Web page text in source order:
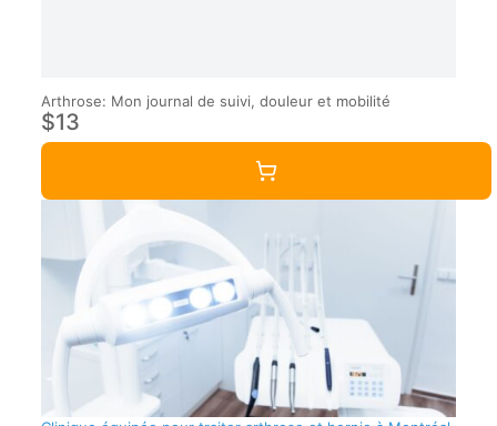
Arthrose: Mon journal de suivi, douleur et mobilité
$13